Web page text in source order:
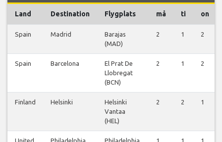
Land Destination Flygplats må ti on
Spain Madrid
Barajas
(MAD)
2 1 2
Spain Barcelona
El Prat De
Llobregat
(BCN)
2 1 2
Finland Helsinki
Helsinki
Vantaa
(HEL)
2 2 1
United
Philadelphia
Philadelphia
1 1 1